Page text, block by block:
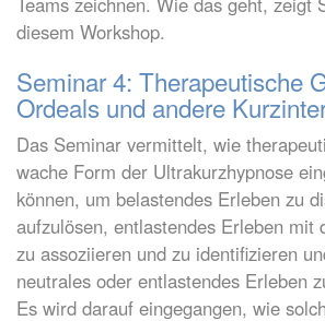
diesem Workshop.
Seminar 4: Therapeutische
Ordeals und andere
Das Seminar vermittelt, wie
wache Form der Ultrakurzhypnose
können, um belastendes Erleben zu
aufzulösen, entlastendes Erleben mit
zu assoziieren und zu identifizieren
neutrales oder entlastendes Erleben
Es wird darauf eingegangen, wie